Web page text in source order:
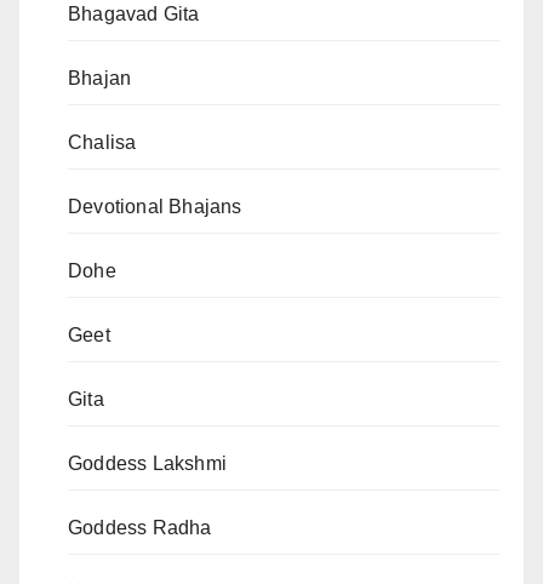
Bhagavad Gita
Bhajan
Chalisa
Devotional Bhajans
Dohe
Geet
Gita
Goddess Lakshmi
Goddess Radha